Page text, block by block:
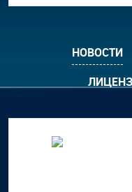
НОВОСТИ